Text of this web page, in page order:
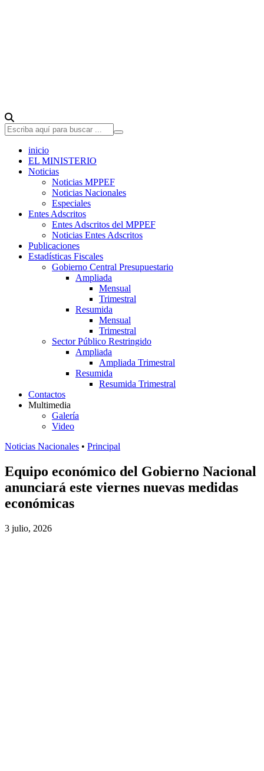
inicio
EL MINISTERIO
Noticias
Noticias MPPEF
Noticias Nacionales
Especiales
Entes Adscritos
Entes Adscritos del MPPEF
Noticias Entes Adscritos
Publicaciones
Estadísticas Fiscales
Gobierno Central Presupuestario
Ampliada
Mensual
Trimestral
Resumida
Mensual
Trimestral
Sector Público Restringido
Ampliada
Ampliada Trimestral
Resumida
Resumida Trimestral
Contactos
Multimedia
Galería
Video
Noticias Nacionales • Principal
Equipo económico del Gobierno Nacional
anunciará este viernes nuevas medidas
económicas
3 julio, 2026